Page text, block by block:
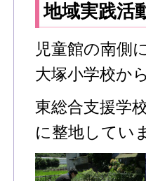
地域実践活
児童館の南側
大塚小学校か
東総合支援学
に整地してい